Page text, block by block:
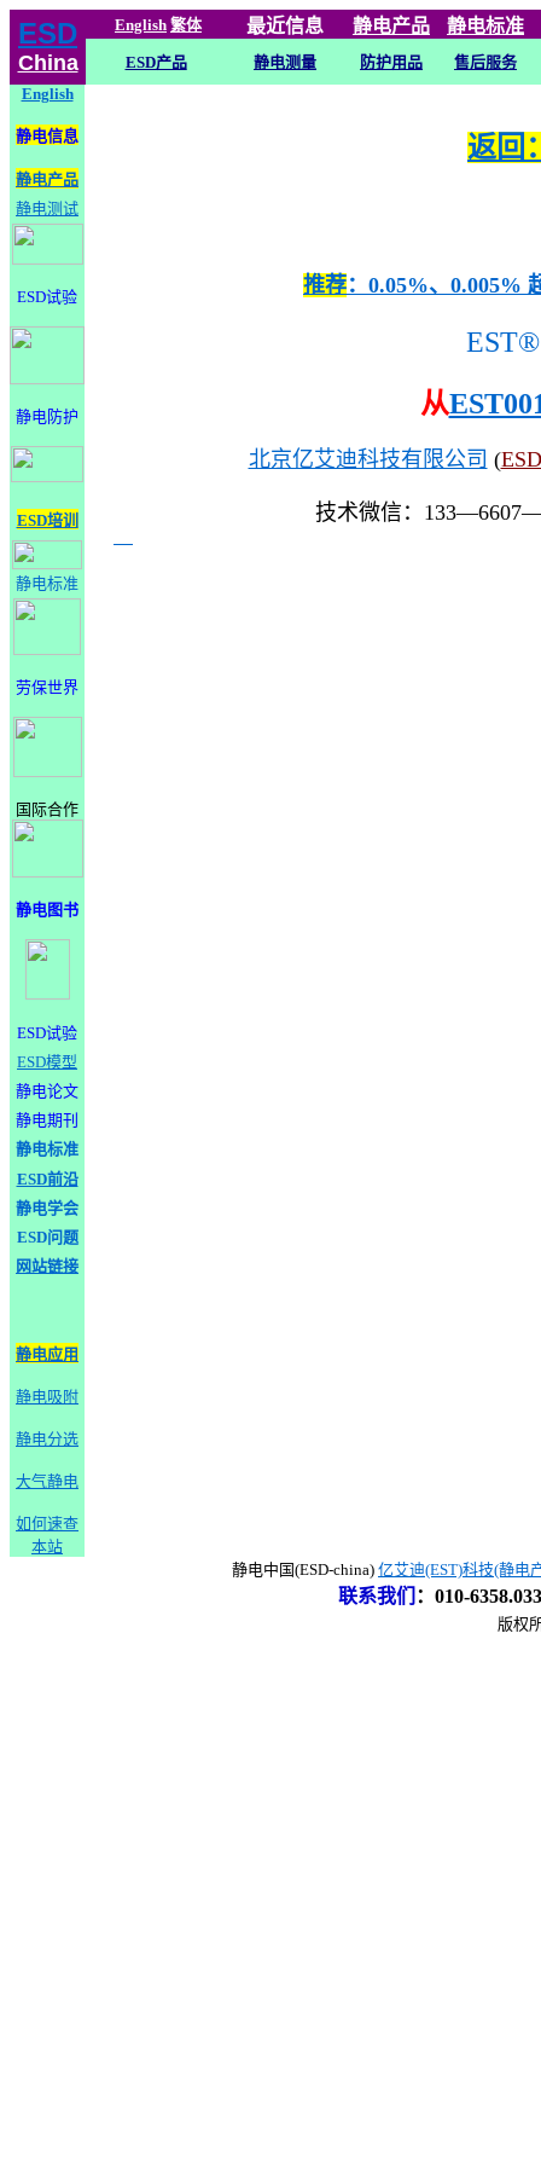
ESD
China
English 繁体 最近信息 静电产品 静电标准
ESD产品 静电测量 防护用品
售后服务
English
静电信息
静电产品
静电测试
ESD试验
静电防护
ESD培训
静电标准
劳保世界
国际合作
静电图书
ESD试验
ESD模型
静电论文
静电期刊
静电标准
ESD前沿
静电学会
ESD问题
网站链接
静电应用
静电吸附
静电分选
大气静电
如何速查
本站
返回
推荐：0.05%、0.005%
EST®
从
北京亿艾迪科技有限公司 (
技术微信：
静电中国(ESD-china) 亿艾迪(EST)科技(静电
联系我们 ： 010-
版权